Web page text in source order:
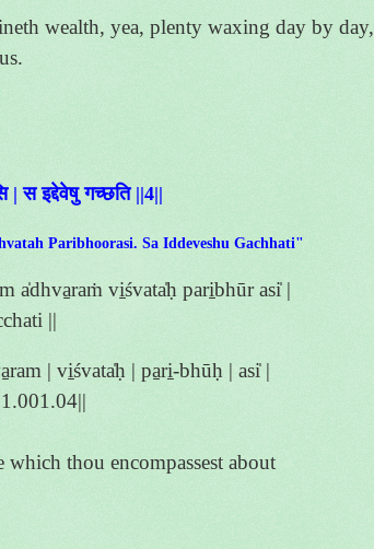
wealth, yea, plenty waxing day by day,
| स इद्देवेषु गच्छति ||4||
Paribhoorasi. Sa Iddeveshu Gachhati"
a̍dhva̱raṁ vi̱śvata̍ḥ pari̱bhūr asi̍ |
||
| vi̱śvata̍ḥ | pa̱ri̱-bhūḥ | asi̍ |
thou encompassest about